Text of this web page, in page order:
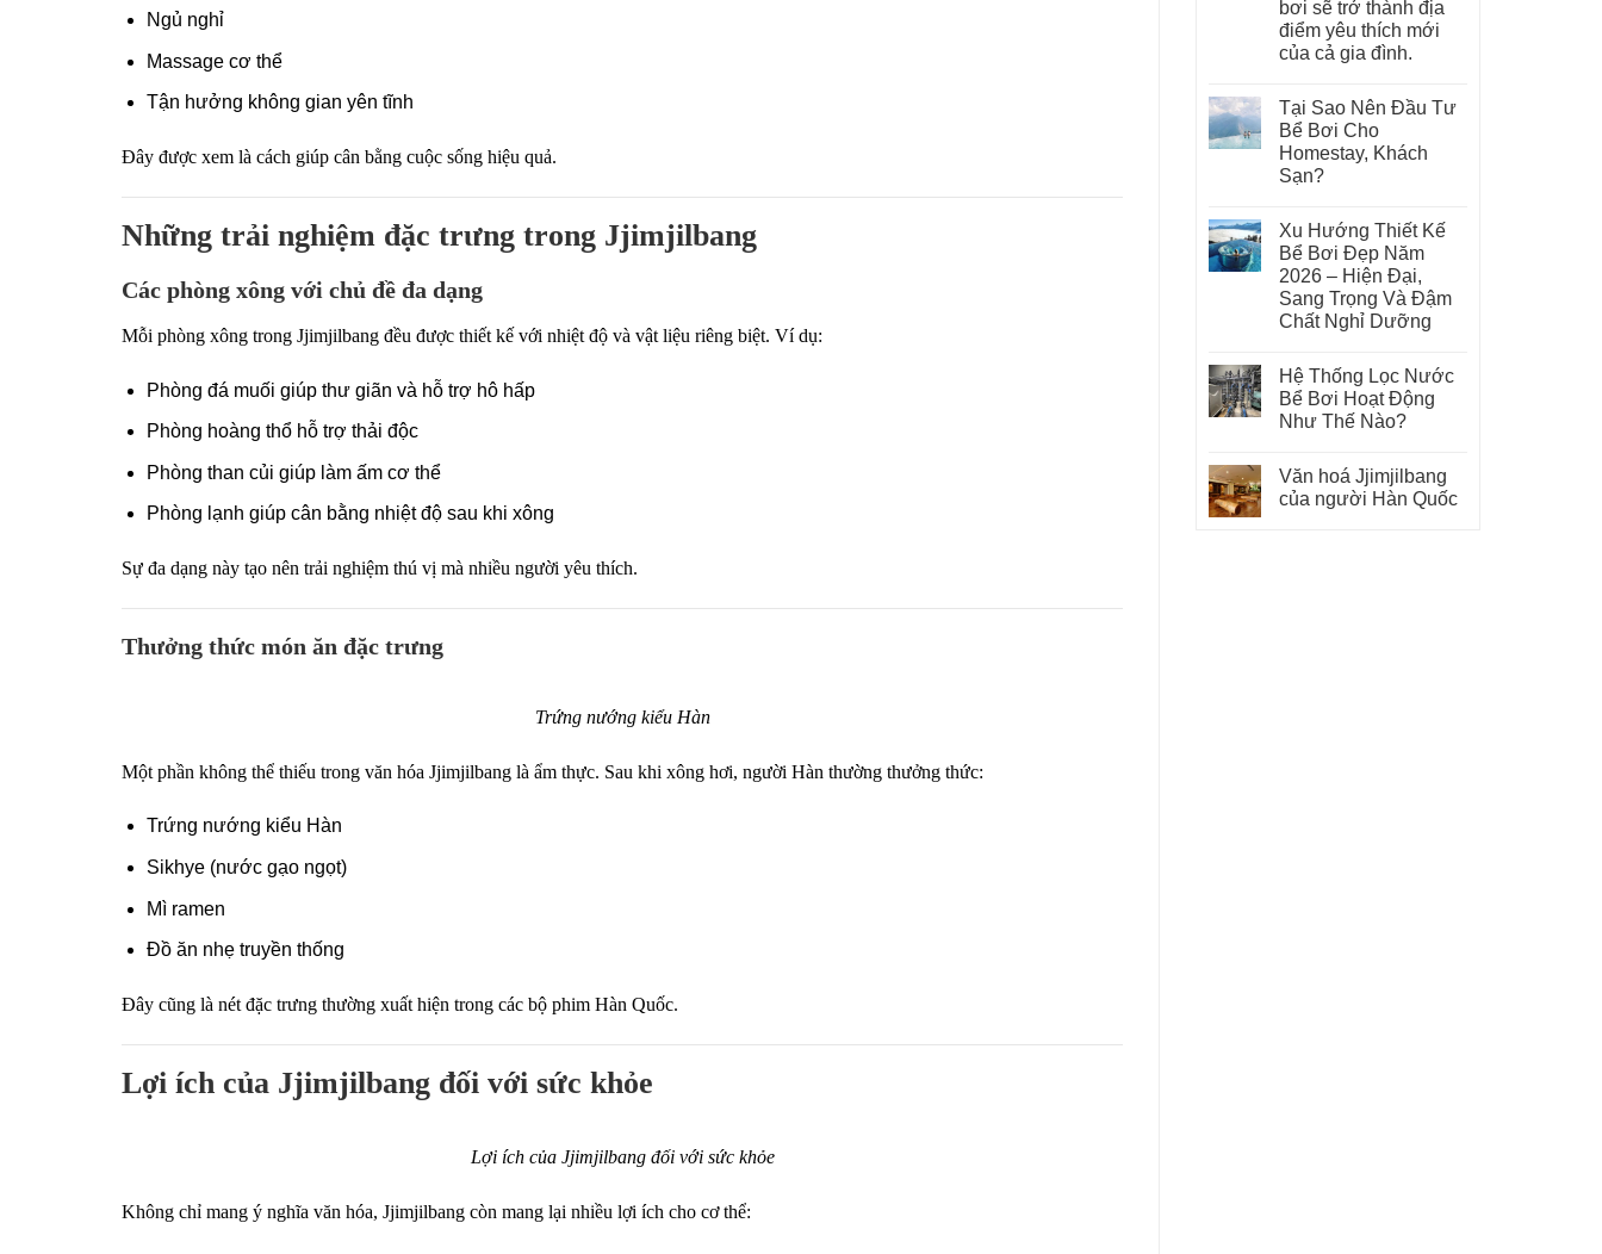
Ngủ nghỉ
Massage cơ thể
Tận hưởng không gian yên tĩnh
Đây được xem là cách giúp cân bằng cuộc sống hiệu quả.
Những trải nghiệm đặc trưng trong Jjimjilbang
Các phòng xông với chủ đề đa dạng
Mỗi phòng xông trong Jjimjilbang đều được thiết kế với nhiệt độ và vật liệu riêng biệt. Ví dụ:
Phòng đá muối giúp thư giãn và hỗ trợ hô hấp
Phòng hoàng thổ hỗ trợ thải độc
Phòng than củi giúp làm ấm cơ thể
Phòng lạnh giúp cân bằng nhiệt độ sau khi xông
Sự đa dạng này tạo nên trải nghiệm thú vị mà nhiều người yêu thích.
Thưởng thức món ăn đặc trưng
Trứng nướng kiểu Hàn
Một phần không thể thiếu trong văn hóa Jjimjilbang là ẩm thực. Sau khi xông hơi, người Hàn thường thưởng thức:
Trứng nướng kiểu Hàn
Sikhye (nước gạo ngọt)
Mì ramen
Đồ ăn nhẹ truyền thống
Đây cũng là nét đặc trưng thường xuất hiện trong các bộ phim Hàn Quốc.
Lợi ích của Jjimjilbang đối với sức khỏe
Lợi ích của Jjimjilbang đối với sức khỏe
Không chỉ mang ý nghĩa văn hóa, Jjimjilbang còn mang lại nhiều lợi ích cho cơ thể:
bơi sẽ trở thành địa
điểm yêu thích mới
của cả gia đình.
Tại Sao Nên Đầu Tư
Bể Bơi Cho
Homestay, Khách
Sạn?
Xu Hướng Thiết Kế
Bể Bơi Đẹp Năm
2026 – Hiện Đại,
Sang Trọng Và Đậm
Chất Nghỉ Dưỡng
Hệ Thống Lọc Nước
Bể Bơi Hoạt Động
Như Thế Nào?
Văn hoá Jjimjilbang
của người Hàn Quốc